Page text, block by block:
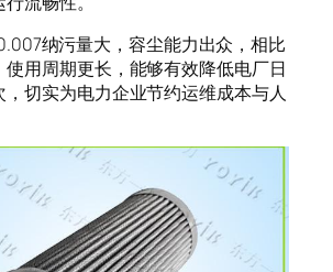
纳污量大，容尘能力出众，相比
用周期更长，能够有效降低电厂日
切实为电力企业节约运维成本与人